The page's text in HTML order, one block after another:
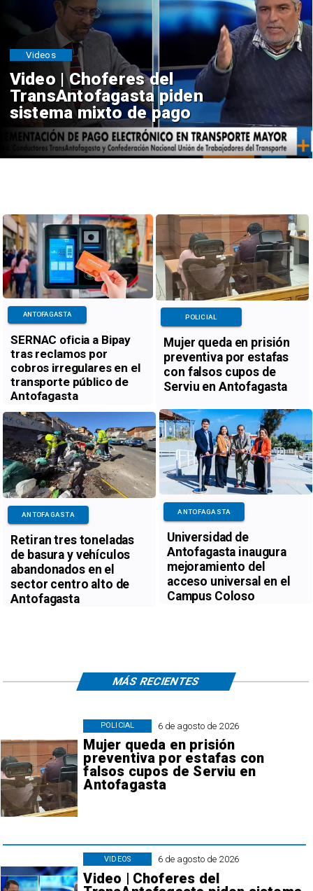
Video | Choferes del
TransAntofagasta piden
sistema mixto de pago
Videos
SERNAC oficia a Bipay
tras reclamos por
cobros irregulares en el
transporte público de
Antofagasta
ANTOFAGASTA
Mujer queda en prisión
preventiva por estafas
con falsos cupos de
Serviu en Antofagasta
POLICIAL
Retiran tres toneladas
de basura y vehículos
abandonados en el
sector centro alto de
Antofagasta
ANTOFAGASTA
Universidad de
Antofagasta inaugura
mejoramiento del
acceso universal en el
Campus Coloso
ANTOFAGASTA
6 de agosto de 2026
Mujer queda en prisión
preventiva por estafas con
falsos cupos de Serviu en
Antofagasta
POLICIAL
6 de agosto de 2026
Video | Choferes del
VIDEOS
MÁS RECIENTES